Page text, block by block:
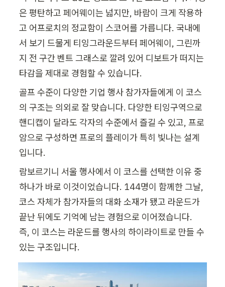
은 평탄하고 페어웨이는 넓지만, 바람이 크게 작용하
고 어프로치의 정교함이 스코어를 가릅니다. 국내에
서 보기 드물게 티잉그라운드부터 페어웨이, 그린까
지 전 구간 벤트 그래스로 깔려 있어 디보트가 떠지는
타감을 제대로 경험할 수 있습니다.
골프 수준이 다양한 기업 행사 참가자들에게 이 코스
의 구조는 의외로 잘 맞습니다. 다양한 티잉구역으로
핸디캡이 달라도 각자의 수준에서 즐길 수 있고, 프로
암으로 구성하면 프로의 플레이가 특히 빛나는 설계
입니다.
람보르기니 서울 행사에서 이 코스를 선택한 이유 중
하나가 바로 이것이었습니다. 144명이 함께한 그날,
코스 자체가 참가자들의 대화 소재가 됐고 라운드가
끝난 뒤에도 기억에 남는 경험으로 이어졌습니다.
즉, 이 코스는 라운드를 행사의 하이라이트로 만들 수
있는 구조입니다.